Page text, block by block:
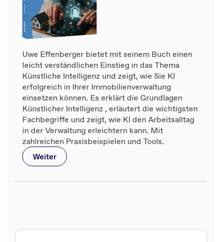
Uwe Effenberger bietet mit seinem Buch einen
leicht verständlichen Einstieg in das Thema
Künstliche Intelligenz und zeigt, wie Sie KI
erfolgreich in Ihrer Immobilienverwaltung
einsetzen können. Es erklärt die Grundlagen
Künstlicher Intelligenz , erläutert die wichtigsten
Fachbegriffe und zeigt, wie KI den Arbeitsalltag
in der Verwaltung erleichtern kann. Mit
zahlreichen Praxisbeispielen und Tools.
Weiter